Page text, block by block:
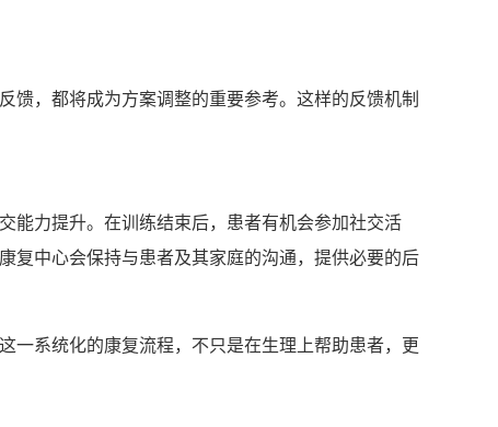
馈，都将成为方案调整的重要参考。这样的反馈机制
能力提升。在训练结束后，患者有机会参加社交活
复中心会保持与患者及其家庭的沟通，提供必要的后
一系统化的康复流程，不只是在生理上帮助患者，更